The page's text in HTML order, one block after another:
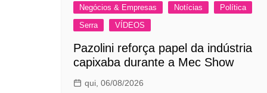
Negócios & Empresas
Notícias
Política
Serra
VÍDEOS
Pazolini reforça papel da indústria
capixaba durante a Mec Show
qui, 06/08/2026